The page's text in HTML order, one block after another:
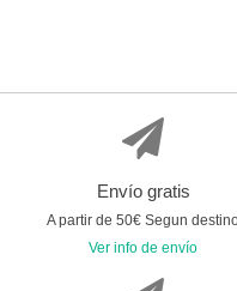
Envío gratis
A partir de 50€ Segun
Ver info de envío